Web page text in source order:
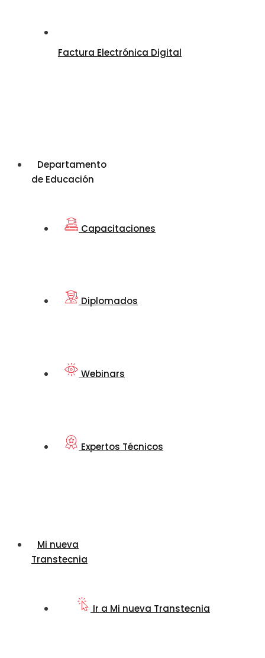
Factura Electrónica Digital
Departamento
de Educación
Capacitaciones
Diplomados
Webinars
Expertos Técnicos
Mi nueva
Transtecnia
Ir a Mi nueva Transtecnia